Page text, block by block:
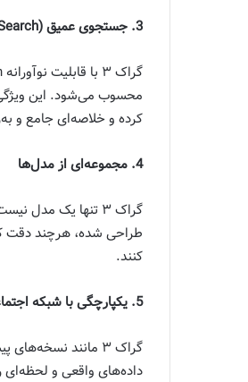
3. جستجوی عمیق (DeepSearch)
محسوب می‌شود. این
کرده و خلاصه‌ای جامع و
4. مجموعه‌ای از مدل‌ها
طراحی شده، هرچند دقت
کنند.
5. یکپارچگی با شبکه اجتماعی ایکس
گراک ۳ مانند
داده‌های واقعی و لحظه‌ای